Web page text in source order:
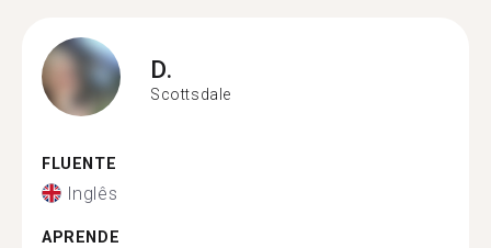
D.
Scottsdale
FLUENTE
Inglês
APRENDE